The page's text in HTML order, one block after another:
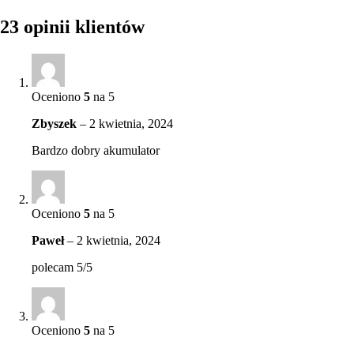
23 opinii klientów
Oceniono 5 na 5
Zbyszek – 2 kwietnia, 2024
Bardzo dobry akumulator
Oceniono 5 na 5
Paweł– 2 kwietnia, 2024
polecam 5/5
Oceniono 5 na 5